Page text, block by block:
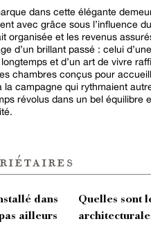
dans cette élégante
avec grâce sous l’influence
organisée et les revenus
d’un brillant passé : celui
et d’un art de vivre
chambres conçus pour
campagne qui rythmaient
révolus dans un bel équilibre
dans
ailleurs
Quelles sont